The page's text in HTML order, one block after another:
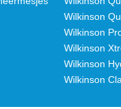
Wilkinson
Wilkinson
Wilkinson
Wilkinson
Wilkinson